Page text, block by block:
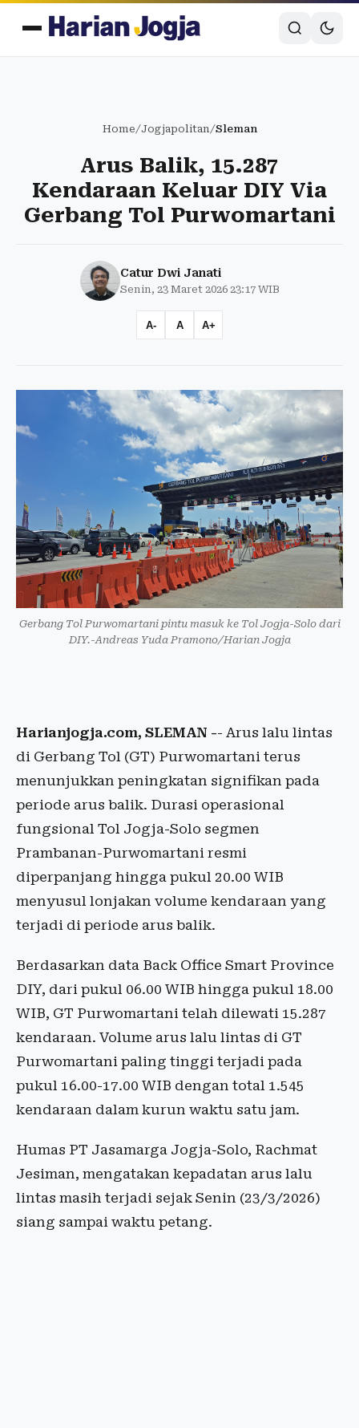
Home/Jogjapolitan/Sleman
Arus Balik, 15.287
Kendaraan Keluar DIY Via
Gerbang Tol Purwomartani
Catur Dwi Janati
Senin, 23 Maret 2026 23:17 WIB
A- A A+
Gerbang Tol Purwomartani pintu masuk ke Tol Jogja-Solo dari
DIY.-Andreas Yuda Pramono/Harian Jogja
Harianjogja.com, SLEMAN -- Arus lalu lintas
di Gerbang Tol (GT) Purwomartani terus
menunjukkan peningkatan signifikan pada
periode arus balik. Durasi operasional
fungsional Tol Jogja-Solo segmen
Prambanan-Purwomartani resmi
diperpanjang hingga pukul 20.00 WIB
menyusul lonjakan volume kendaraan yang
terjadi di periode arus balik.
Berdasarkan data Back Office Smart Province
DIY, dari pukul 06.00 WIB hingga pukul 18.00
WIB, GT Purwomartani telah dilewati 15.287
kendaraan. Volume arus lalu lintas di GT
Purwomartani paling tinggi terjadi pada
pukul 16.00-17.00 WIB dengan total 1.545
kendaraan dalam kurun waktu satu jam.
Humas PT Jasamarga Jogja-Solo, Rachmat
Jesiman, mengatakan kepadatan arus lalu
lintas masih terjadi sejak Senin (23/3/2026)
siang sampai waktu petang.